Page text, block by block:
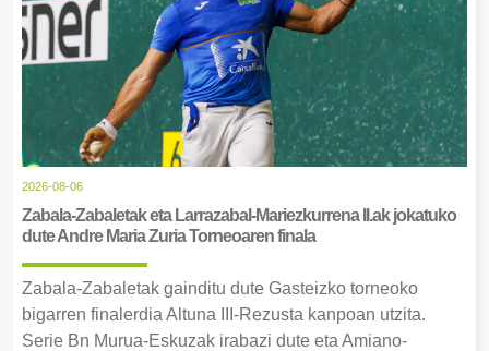
2026-08-06
Zabala-Zabaletak eta Larrazabal-Mariezkurrena II.ak jokatuko
dute Andre Maria Zuria Torneoaren finala
Zabala-Zabaletak gainditu dute Gasteizko torneoko
bigarren finalerdia Altuna III-Rezusta kanpoan utzita.
Serie Bn Murua-Eskuzak irabazi dute eta Amiano-